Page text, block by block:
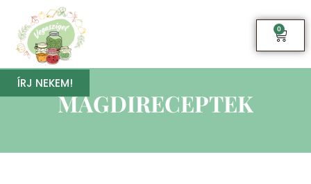
0
ÍRJ NEKEM!
MAGDIRECEPTEK